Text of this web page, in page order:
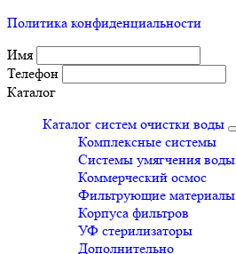
Политика конфиденциальности
Имя
Телефон
Каталог
Каталог систем очистки воды
Комплексные системы
Системы умягчения воды
Коммерческий осмос
Фильтрующие материалы
Корпуса фильтров
УФ стерилизаторы
Дополнительно